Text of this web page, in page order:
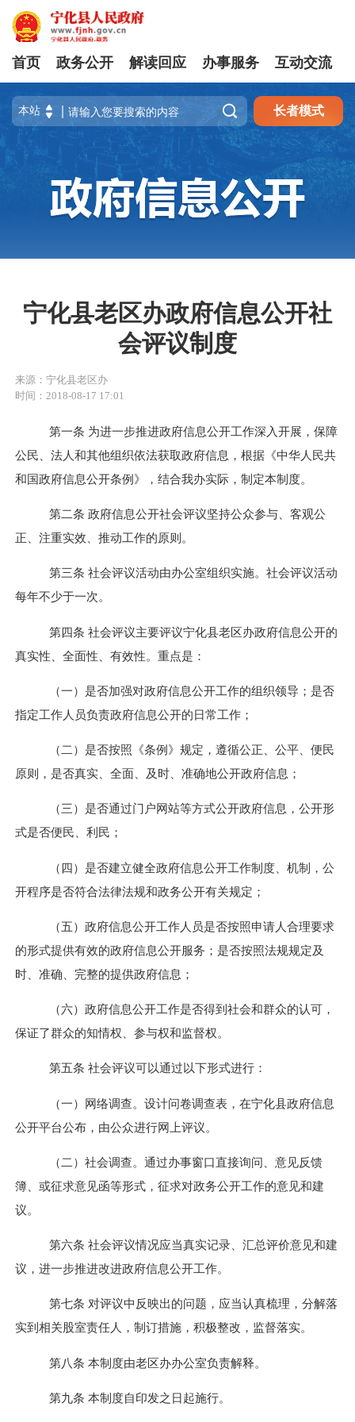
首页 政务公开 解读回应 办事服务 互动交流
 长者模式
宁化县老区办政府信息公开社
会评议制度
来源：宁化县老区办
时间：2018-08-17 17:01
第一条 为进一步推进政府信息公开工作深入开展，保障
公民、法人和其他组织依法获取政府信息， 根据《中华人民共
和国政府信息公开条例》，结合我办实际，制定本制度。
第二条 政府信息公开社会评议坚持公众参与、客观公
正、注重实效、推动工作的原则。
第三条 社会评议活动由办公室组织实施。 社会评议活动
每年不少于一次。
第四条 社会评议主要评议宁化县老区办政府信息公开的
真实性、全面性、有效性。重点是：
（一）是否加强对政府信息公开工作的组织领导；是否
指定工作人员负责政府信息公开的日常工作；
（二）是否按照《条例》规定，遵循公正、公平、便民
原则，是否真实、全面、及时、准确地公开政府信息；
（三）是否通过门户网站等方式公开政府信息，公开形
式是否便民、利民；
（四）是否建立健全政府信息公开工作制度、机制，公
开程序是否符合法律法规和政务公开有关规定；
（五）政府信息公开工作人员是否按照申请人合理要求
的形式提供有效的政府信息公开服务；是否按照法规规定及
时、准确、完整的提供政府信息；
（六）政府信息公开工作是否得到社会和群众的认可，
保证了群众的知情权、参与权和监督权。
第五条 社会评议可以通过以下形式进行：
（一）网络调查。设计问卷调查表，在宁化县政府信息
公开平台公布，由公众进行网上评议。
（二）社会调查。通过办事窗口直接询问、意见反馈
簿、或征求意见函等形式，征求对政务公开工作的意见和建
议。
第六条 社会评议情况应当真实记录、汇总评价意见和建
议， 进一步推进改进政府信息公开工作。
第七条 对评议中反映出的问题，应当认真梳理，分解落
实到相关股室责任人 ，制订措施，积极整改，监督落实。
第八条 本制度由老区办办公室负责解释。
第九条 本制度自印发之日起施行。